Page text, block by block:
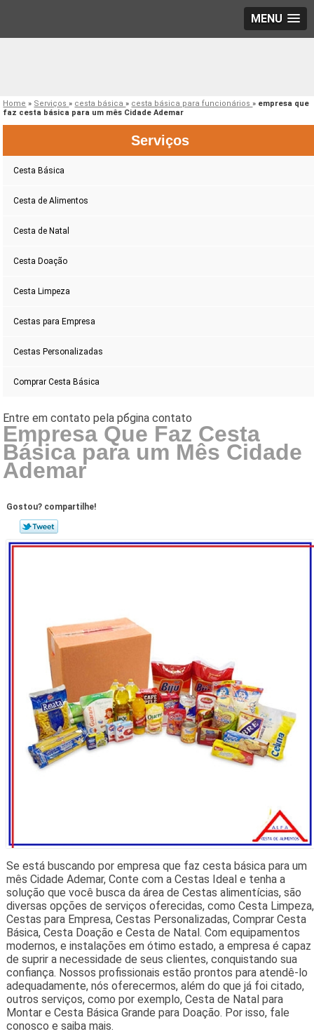
MENU
Home » Serviços» cesta básica» cesta básica para funcionários» empresa que
faz cesta básica para um mês Cidade Ademar
Serviços
Cesta Básica
Cesta de Alimentos
Cesta de Natal
Cesta Doação
Cesta Limpeza
Cestas para Empresa
Cestas Personalizadas
Comprar Cesta Básica
Empresa Que Faz Cesta
Básica para um Mês Cidade
Ademar
Gostou? compartilhe!
Se está buscando por empresa que faz cesta básica para um
mês Cidade Ademar, Conte com a Cestas Ideal e tenha a
solução que você busca da área de Cestas alimentícias, são
diversas opções de serviços oferecidas, como Cesta Limpeza,
Cestas para Empresa, Cestas Personalizadas, Comprar Cesta
Básica, Cesta Doação e Cesta de Natal. Com equipamentos
modernos, e instalações em ótimo estado, a empresa é capaz
de suprir a necessidade de seus clientes, conquistando sua
confiança. Nossos profissionais estão prontos para atendê-lo
adequadamente, nós oferecermos, além do que já foi citado,
outros serviços, como por exemplo, Cesta de Natal para
Montar e Cesta Básica Grande para Doação. Por isso, fale
conosco e saiba mais.